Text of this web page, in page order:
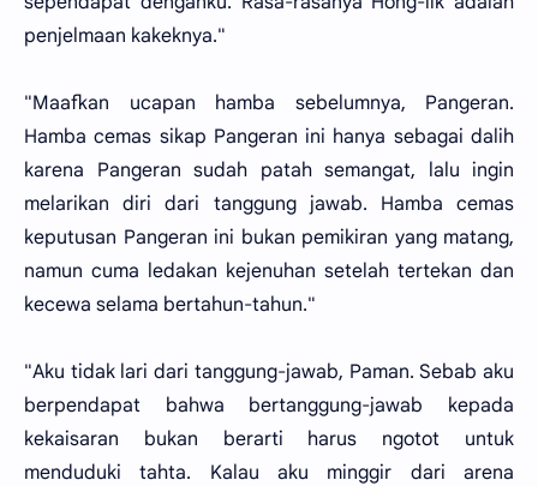
penjelmaan kakeknya."
"Maafkan ucapan hamba sebelumnya, Pangeran.
Hamba cemas sikap Pangeran ini hanya sebagai dalih
karena Pangeran sudah patah semangat, lalu ingin
melarikan diri dari tanggung jawab. Hamba cemas
keputusan Pangeran ini bukan pemikiran yang matang,
namun cuma ledakan kejenuhan setelah tertekan dan
kecewa selama bertahun-tahun."
"Aku tidak lari dari tanggung-jawab, Paman. Sebab aku
berpendapat bahwa bertanggung-jawab kepada
kekaisaran bukan berarti harus ngotot untuk
menduduki tahta. Kalau aku minggir dari arena